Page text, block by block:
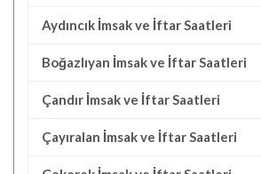
Aydıncık İmsak ve İftar Saatleri
Boğazlıyan İmsak ve İftar Saatleri
Çandır İmsak ve İftar Saatleri
Çayıralan İmsak ve İftar Saatleri